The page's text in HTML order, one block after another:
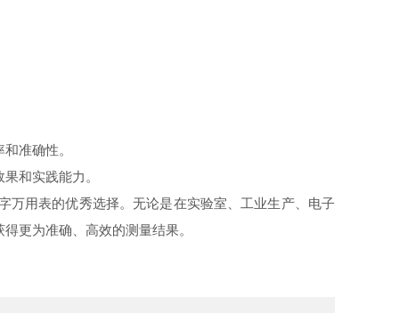
准确性。
和实践能力。
万用表的优秀选择。无论是在实验室、工业生产、电子
更为准确、高效的测量结果。